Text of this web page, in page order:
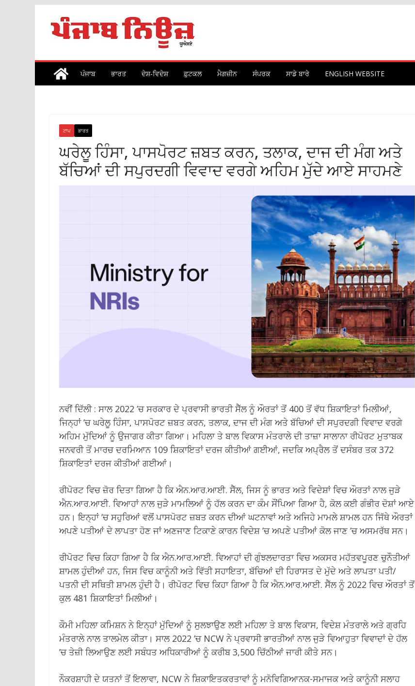
content
ਪੰਜਾਬ ਭਾਰਤ ਦੇਸ਼-ਵਿਦੇਸ਼ ਫ਼ੁਟਕਲ ਮੈਗਜ਼ੀਨ ਸੰਪਰਕ ਸਾਡੇ ਬਾਰੇ ENGLISH WEBSITE
ਟਾਪ ਭਾਰਤ
ਘਰੇਲੂ ਹਿੰਸਾ, ਪਾਸਪੋਰਟ ਜ਼ਬਤ ਕਰਨ, ਤਲਾਕ, ਦਾਜ ਦੀ ਮੰਗ ਅਤੇ
ਬੱਚਿਆਂ ਦੀ ਸਪੁਰਦਗੀ ਵਿਵਾਦ ਵਰਗੇ ਅਹਿਮ ਮੁੱਦੇ ਆਏ ਸਾਹਮਣੇ
ਨਵੀਂ ਦਿੱਲੀ : ਸਾਲ 2022 ’ਚ ਸਰਕਾਰ ਦੇ ਪ੍ਰਵਾਸੀ ਭਾਰਤੀ ਸੈੱਲ ਨੂੰ ਔਰਤਾਂ ਤੋਂ 400 ਤੋਂ ਵੱਧ ਸ਼ਿਕਾਇਤਾਂ ਮਿਲੀਆਂ,
ਜਿਨ੍ਹਾਂ ’ਚ ਘਰੇਲੂ ਹਿੰਸਾ, ਪਾਸਪੋਰਟ ਜ਼ਬਤ ਕਰਨ, ਤਲਾਕ, ਦਾਜ ਦੀ ਮੰਗ ਅਤੇ ਬੱਚਿਆਂ ਦੀ ਸਪੁਰਦਗੀ ਵਿਵਾਦ ਵਰਗੇ
ਅਹਿਮ ਮੁੱਦਿਆਂ ਨੂੰ ਉਜਾਗਰ ਕੀਤਾ ਗਿਆ। ਮਹਿਲਾ ਤੇ ਬਾਲ ਵਿਕਾਸ ਮੰਤਰਾਲੇ ਦੀ ਤਾਜ਼ਾ ਸਾਲਾਨਾ ਰੀਪੋਰਟ ਮੁਤਾਬਕ
ਜਨਵਰੀ ਤੋਂ ਮਾਰਚ ਦਰਮਿਆਨ 109 ਸ਼ਿਕਾਇਤਾਂ ਦਰਜ ਕੀਤੀਆਂ ਗਈਆਂ, ਜਦਕਿ ਅਪ੍ਰੈਲ ਤੋਂ ਦਸੰਬਰ ਤਕ 372
ਸ਼ਿਕਾਇਤਾਂ ਦਰਜ ਕੀਤੀਆਂ ਗਈਆਂ।
ਰੀਪੋਰਟ ਵਿਚ ਜ਼ੋਰ ਦਿਤਾ ਗਿਆ ਹੈ ਕਿ ਐਨ.ਆਰ.ਆਈ. ਸੈੱਲ, ਜਿਸ ਨੂੰ ਭਾਰਤ ਅਤੇ ਵਿਦੇਸ਼ਾਂ ਵਿਚ ਔਰਤਾਂ ਨਾਲ ਜੁੜੇ
ਐਨ.ਆਰ.ਆਈ. ਵਿਆਹਾਂ ਨਾਲ ਜੁੜੇ ਮਾਮਲਿਆਂ ਨੂੰ ਹੱਲ ਕਰਨ ਦਾ ਕੰਮ ਸੌਂਪਿਆ ਗਿਆ ਹੈ, ਕੋਲ ਕਈ ਗੰਭੀਰ ਦੋਸ਼ਾਂ ਆਏ
ਹਨ। ਇਨ੍ਹਾਂ ’ਚ ਸਹੁਰਿਆਂ ਵਲੋਂ ਪਾਸਪੋਰਟ ਜ਼ਬਤ ਕਰਨ ਦੀਆਂ ਘਟਨਾਵਾਂ ਅਤੇ ਅਜਿਹੇ ਮਾਮਲੇ ਸ਼ਾਮਲ ਹਨ ਜਿੱਥੇ ਔਰਤਾਂ
ਅਪਣੇ ਪਤੀਆਂ ਦੇ ਲਾਪਤਾ ਹੋਣ ਜਾਂ ਅਣਜਾਣ ਟਿਕਾਣੇ ਕਾਰਨ ਵਿਦੇਸ਼ ’ਚ ਅਪਣੇ ਪਤੀਆਂ ਕੋਲ ਜਾਣ ’ਚ ਅਸਮਰੱਥ ਸਨ।
ਰੀਪੋਰਟ ਵਿਚ ਕਿਹਾ ਗਿਆ ਹੈ ਕਿ ਐਨ.ਆਰ.ਆਈ. ਵਿਆਹਾਂ ਦੀ ਗੁੰਝਲਦਾਰਤਾ ਵਿਚ ਅਕਸਰ ਮਹੱਤਵਪੂਰਣ ਚੁਨੌਤੀਆਂ
ਸ਼ਾਮਲ ਹੁੰਦੀਆਂ ਹਨ, ਜਿਸ ਵਿਚ ਕਾਨੂੰਨੀ ਅਤੇ ਵਿੱਤੀ ਸਹਾਇਤਾ, ਬੱਚਿਆਂ ਦੀ ਹਿਰਾਸਤ ਦੇ ਮੁੱਦੇ ਅਤੇ ਲਾਪਤਾ ਪਤੀ/
ਪਤਨੀ ਦੀ ਸਥਿਤੀ ਸ਼ਾਮਲ ਹੁੰਦੀ ਹੈ। ਰੀਪੋਰਟ ਵਿਚ ਕਿਹਾ ਗਿਆ ਹੈ ਕਿ ਐਨ.ਆਰ.ਆਈ. ਸੈੱਲ ਨੂੰ 2022 ਵਿਚ ਔਰਤਾਂ ਤੋਂ
ਕੁਲ 481 ਸ਼ਿਕਾਇਤਾਂ ਮਿਲੀਆਂ।
ਕੌਮੀ ਮਹਿਲਾ ਕਮਿਸ਼ਨ ਨੇ ਇਨ੍ਹਾਂ ਮੁੱਦਿਆਂ ਨੂੰ ਸੁਲਝਾਉਣ ਲਈ ਮਹਿਲਾ ਤੇ ਬਾਲ ਵਿਕਾਸ, ਵਿਦੇਸ਼ ਮੰਤਰਾਲੇ ਅਤੇ ਗ੍ਰਹਿ
ਮੰਤਰਾਲੇ ਨਾਲ ਤਾਲਮੇਲ ਕੀਤਾ। ਸਾਲ 2022 ’ਚ NCW ਨੇ ਪ੍ਰਵਾਸੀ ਭਾਰਤੀਆਂ ਨਾਲ ਜੁੜੇ ਵਿਆਹੁਤਾ ਵਿਵਾਦਾਂ ਦੇ ਹੱਲ
’ਚ ਤੇਜ਼ੀ ਲਿਆਉਣ ਲਈ ਸਬੰਧਤ ਅਧਿਕਾਰੀਆਂ ਨੂੰ ਕਰੀਬ 3,500 ਚਿੱਠੀਆਂ ਜਾਰੀ ਕੀਤੇ ਸਨ।
ਨੌਕਰਸ਼ਾਹੀ ਦੇ ਯਤਨਾਂ ਤੋਂ ਇਲਾਵਾ, NCW ਨੇ ਸ਼ਿਕਾਇਤਕਰਤਾਵਾਂ ਨੂੰ ਮਨੋਵਿਗਿਆਨਕ-ਸਮਾਜਕ ਅਤੇ ਕਾਨੂੰਨੀ ਸਲਾਹ